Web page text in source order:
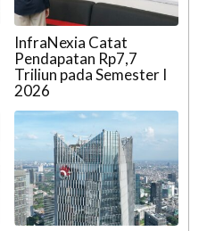
InfraNexia Catat
Pendapatan Rp7,7
Triliun pada Semester I
2026